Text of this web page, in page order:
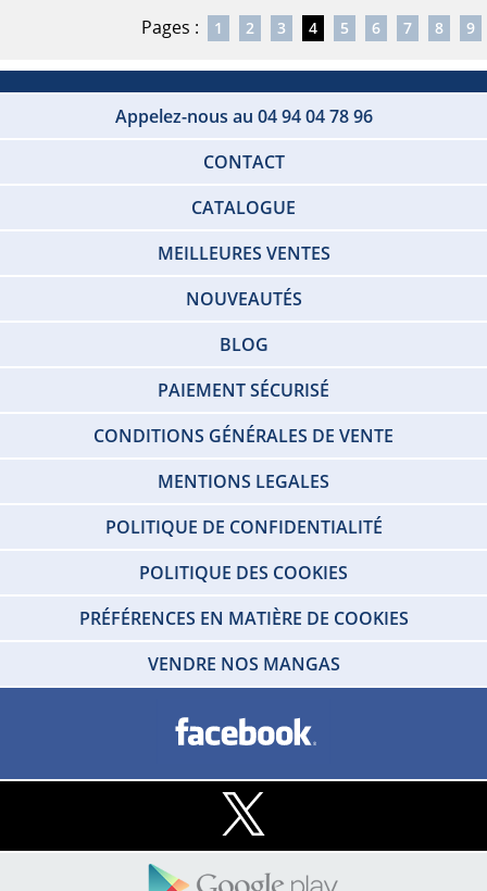
Pages : 1 2 3 4 5 6 7 8 9
Appelez-nous au 04 94 04 78 96
CONTACT
CATALOGUE
MEILLEURES VENTES
NOUVEAUTÉS
BLOG
PAIEMENT SÉCURISÉ
CONDITIONS GÉNÉRALES DE VENTE
MENTIONS LEGALES
POLITIQUE DE CONFIDENTIALITÉ
POLITIQUE DES COOKIES
PRÉFÉRENCES EN MATIÈRE DE COOKIES
VENDRE NOS MANGAS